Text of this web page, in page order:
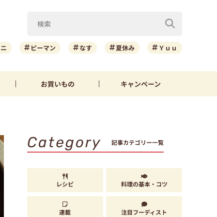
ピーマン なす 夏休み Ｙｕｕ
お買いもの キャンペーン
Category 記事カテゴリー一覧
レシピ 料理の基本・コツ
連載 注目フーディスト